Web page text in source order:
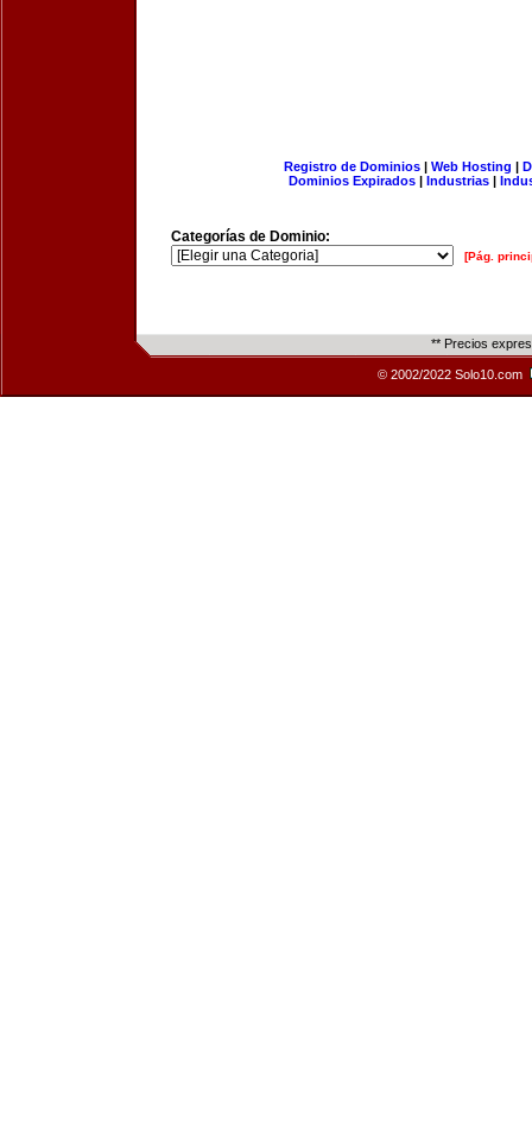
Registro de Dominios| Web Hosting |
Dominios Expirados | Industrias |
Categorías de Dominio:
[Pág.
** Precios
© 2002/2022 Solo10.com